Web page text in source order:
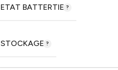
ETAT BATTERTIE
STOCKAGE